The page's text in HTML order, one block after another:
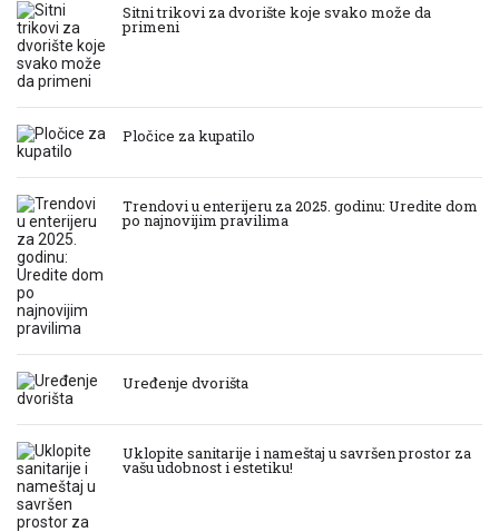
Sitni trikovi za dvorište koje svako može da
primeni
Pločice za kupatilo
Trendovi u enterijeru za 2025. godinu: Uredite dom
po najnovijim pravilima
Uređenje dvorišta
Uklopite sanitarije i nameštaj u savršen prostor za
vašu udobnost i estetiku!